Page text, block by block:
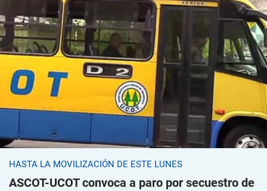
HASTA LA MOVILIZACIÓN DE ESTE LUNES
ASCOT-UCOT convoca a paro por secuestro de